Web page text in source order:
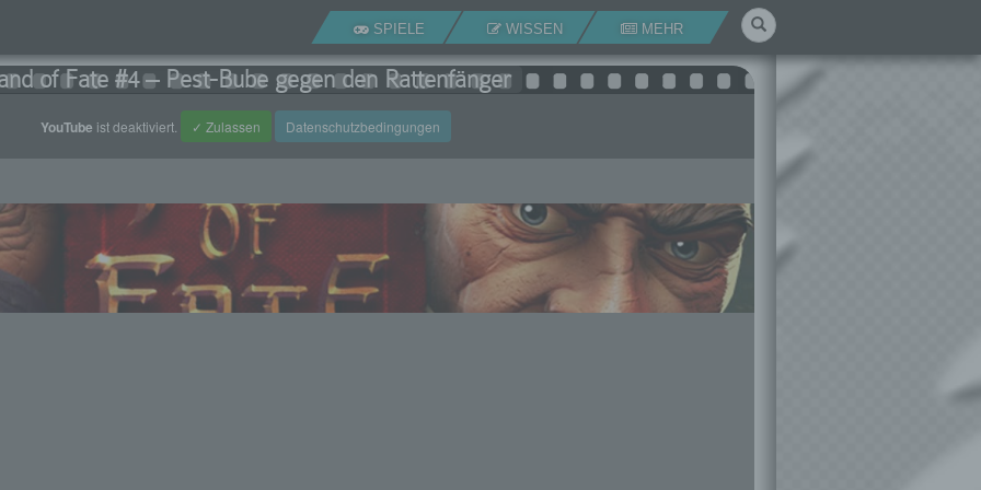
SPIELE WISSEN MEHR Suchen
of Fate #4 – Pest-Bube gegen den Rattenfänger
YouTube ist deaktiviert. ✓ Zulassen Datenschutzbedingungen